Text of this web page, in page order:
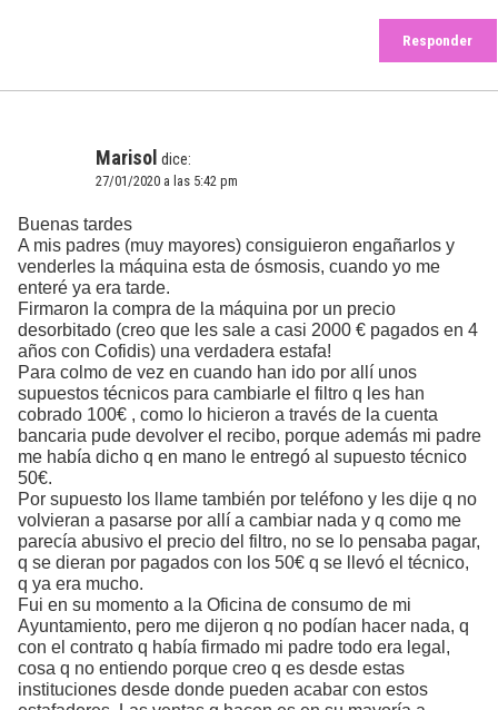
Responder
Marisol dice:
27/01/2020 a las 5:42 pm
Buenas tardes
A mis padres (muy mayores) consiguieron engañarlos y
venderles la máquina esta de ósmosis, cuando yo me
enteré ya era tarde.
Firmaron la compra de la máquina por un precio
desorbitado (creo que les sale a casi 2000 € pagados en 4
años con Cofidis) una verdadera estafa!
Para colmo de vez en cuando han ido por allí unos
supuestos técnicos para cambiarle el filtro q les han
cobrado 100€ , como lo hicieron a través de la cuenta
bancaria pude devolver el recibo, porque además mi padre
me había dicho q en mano le entregó al supuesto técnico
50€.
Por supuesto los llame también por teléfono y les dije q no
volvieran a pasarse por allí a cambiar nada y q como me
parecía abusivo el precio del filtro, no se lo pensaba pagar,
q se dieran por pagados con los 50€ q se llevó el técnico,
q ya era mucho.
Fui en su momento a la Oficina de consumo de mi
Ayuntamiento, pero me dijeron q no podían hacer nada, q
con el contrato q había firmado mi padre todo era legal,
cosa q no entiendo porque creo q es desde estas
instituciones desde donde pueden acabar con estos